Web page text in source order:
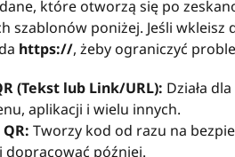
które otworzą się po
szablonów poniżej. Jeśli wkleisz
https://, żeby ograniczyć
(Tekst lub Link/URL): Działa
aplikacji i wielu innych.
Tworzy kod od razu na
dopracować później.